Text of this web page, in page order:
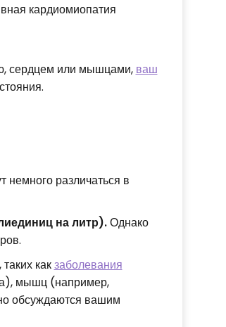
кардиомиопатия
сердцем или мышцами, ваш
различаться в
на литр).Однако
какзаболевания
мышц (например,
обсуждаются вашим